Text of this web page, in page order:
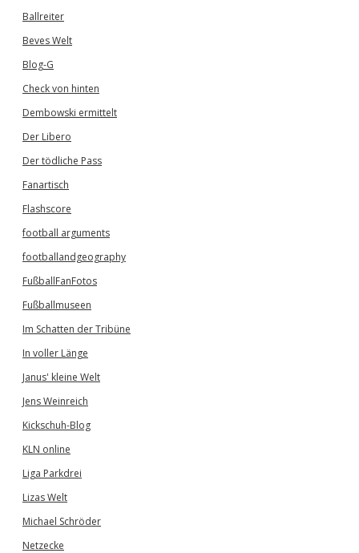
Ballreiter
Beves Welt
Blog-G
Check von hinten
Dembowski ermittelt
Der Libero
Der tödliche Pass
Fanartisch
Flashscore
football arguments
footballandgeography
FußballFanFotos
Fußballmuseen
Im Schatten der Tribüne
In voller Länge
Janus' kleine Welt
Jens Weinreich
Kickschuh-Blog
KLN online
Liga Parkdrei
Lizas Welt
Michael Schröder
Netzecke